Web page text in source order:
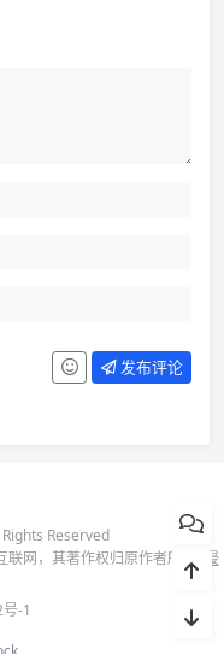
发布评论
Reserved
网，其著作权归原作者所有-
侵
-1